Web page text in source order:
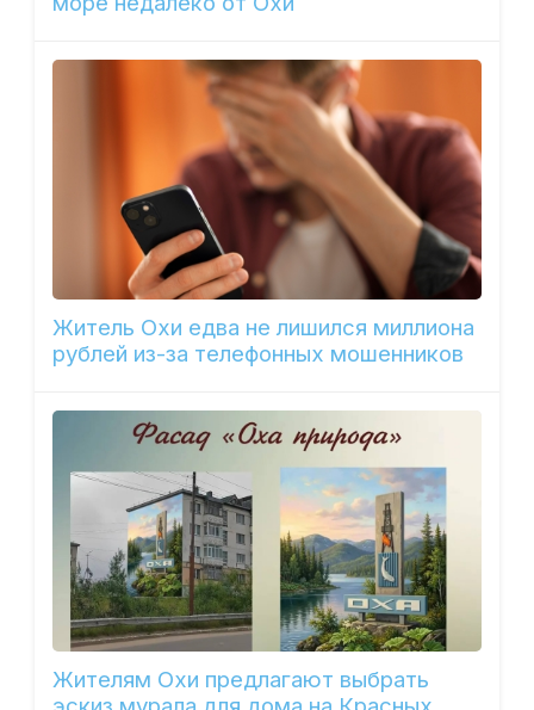
Житель Охи едва не лишился миллиона
рублей из-за телефонных мошенников
Жителям Охи предлагают выбрать